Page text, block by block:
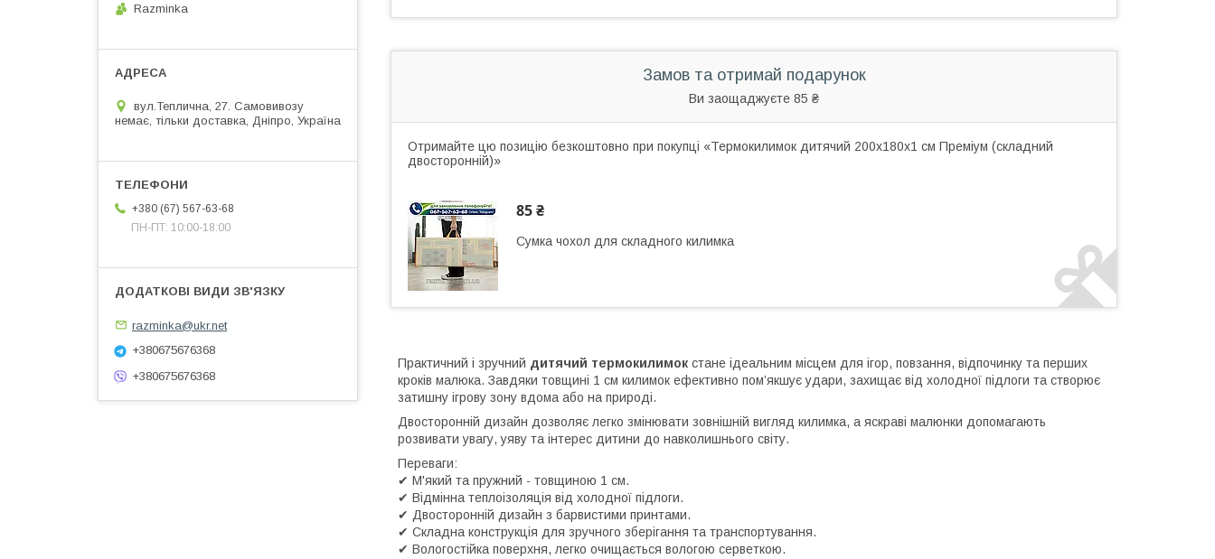
Замов та отримай подарунок
Ви заощаджуєте 85 ₴
Отримайте цю позицію безкоштовно при покупці «Термокилимок дитячий 200х180х1 см Преміум (складний
двосторонній)»
85 ₴
Сумка чохол для складного килимка
Практичний і зручний дитячий термокилимок стане ідеальним місцем для ігор, повзання, відпочинку та перших
кроків малюка. Завдяки товщині 1 см килимок ефективно пом’якшує удари, захищає від холодної підлоги та створює
затишну ігрову зону вдома або на природі.
Двосторонній дизайн дозволяє легко змінювати зовнішній вигляд килимка, а яскраві малюнки допомагають
розвивати увагу, уяву та інтерес дитини до навколишнього світу.
Переваги:
✔ М'який та пружний - товщиною 1 см.
✔ Відмінна теплоізоляція від холодної підлоги.
✔ Двосторонній дизайн з барвистими принтами.
✔ Складна конструкція для зручного зберігання та транспортування.
✔ Вологостійка поверхня, легко очищається вологою серветкою.
Razminka
вул.Теплична, 27. Самовивозу
немає, тільки доставка, Дніпро, Україна
+380 (67) 567-63-68
ПН-ПТ: 10:00-18:00
razminka@ukr.net
+380675676368
+380675676368